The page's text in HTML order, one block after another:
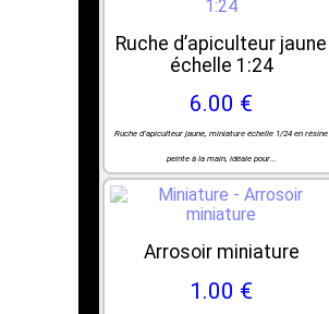
Ruche d’apiculteur jaune
échelle 1:24
6.00 €
Ruche d’apiculteur jaune, miniature échelle 1/24 en résine
peinte à la main, idéale pour...
Arrosoir miniature
1.00 €